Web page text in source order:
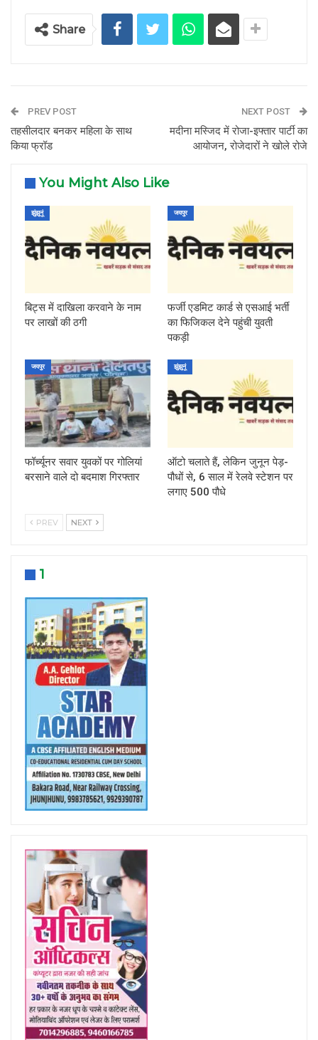
Share
PREV POST
तहसीलदार बनकर महिला के साथ
किया फ्रॉड
NEXT POST
मदीना मस्जिद में रोजा-इफ्तार पार्टी का
आयोजन, रोजेदारों ने खोले रोजे
You Might Also Like
झुंझुनूं
बिट्स में दाखिला करवाने के नाम
पर लाखों की ठगी
जयपुर
फर्जी एडमिट कार्ड से एसआई भर्ती
का फिजिकल देने पहुंची युवती
पकड़ी
जयपुर
फॉर्च्यूनर सवार युवकों पर गोलियां
बरसाने वाले दो बदमाश गिरफ्तार
झुंझुनूं
ऑटो चलाते हैं, लेकिन जुनून पेड़-
पौधों से, 6 साल में रेलवे स्टेशन पर
लगाए 500 पौधे
PREV NEXT
1